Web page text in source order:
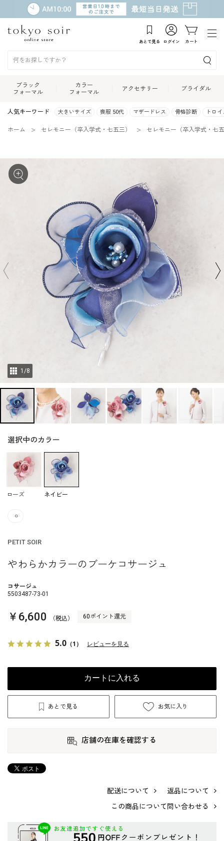
あとで見る ログイン カート
ブラック
フォーマル
カラー
フォーマル
アクセサリー ブライダル
人気キーワード 大きいサイズ 喪服 50代 マザードレス 骨格診断 トロ
ホーム セレモニー（卒入学式・七五三） セレモニー（卒入学式・七
1 /8
選択中のカラー
ローズ ネイビー
○
PETIT SOIR
わらかカラーのブーケコサージュ
コサージュ
5503487-73-01
￥6,600 （税込） 60ポイント還元
5.0 （1） レビューを見る
カートに入れる
あとで見る お気に入り
店舗の在庫を確認する
配送について
返品について
この商品について問い合わせる